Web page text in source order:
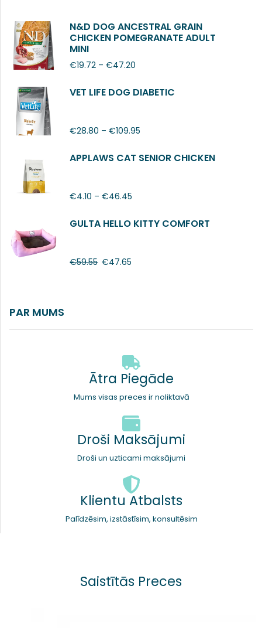
N&D DOG ANCESTRAL GRAIN
CHICKEN POMEGRANATE ADULT
MINI
€19.72 – €47.20
VET LIFE DOG DIABETIC
€28.80 – €109.95
APPLAWS CAT SENIOR CHICKEN
€4.10 – €46.45
GULTA HELLO KITTY COMFORT
€59.55 €47.65
PAR MUMS
Ātra Piegāde
Mums visas preces ir noliktavā
Droši Maksājumi
Droši un uzticami maksājumi
Klientu Atbalsts
Palīdzēsim, izstāstīsim, konsultēsim
Saistītās Preces